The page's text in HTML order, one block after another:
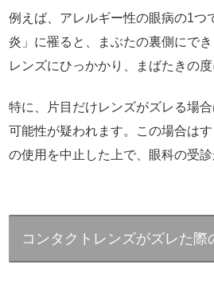
例えば、アレルギー性の眼病の1つ
炎」に罹ると、まぶたの裏側にで
レンズにひっかかり、まばたきの度
特に、片目だけレンズがズレる場
可能性が疑われます。この場合は
の使用を中止した上で、眼科の受診
コンタクトレンズがズレた際